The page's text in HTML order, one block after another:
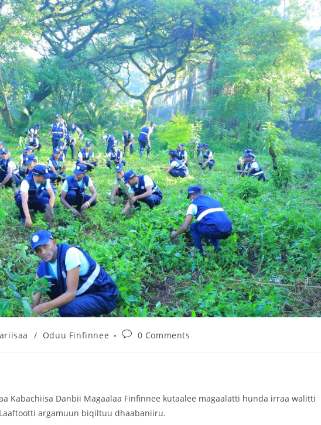
Jijjiirama saffisa Itoophiyaan roga maraan
galmeessaa jirtu ajaa’ibsiifachuu
dhiisuun hin danda’amu – Xiinxala CNN
August 4, 2026
/ Oduu Finfinnee 0 Comments
Kabachiisa Danbii Magaalaa Finfinnee kutaalee magaalatti hunda irraa walitti
argamuun biqiltuu dhaabaniiru.